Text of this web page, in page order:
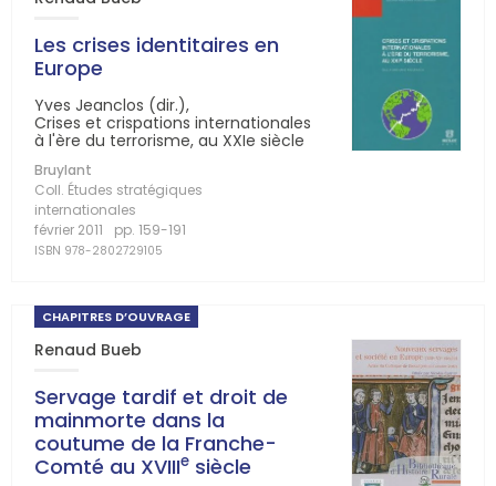
Les crises identitaires en
Europe
Yves Jeanclos (dir.),
Crises et crispations internationales
à l'ère du terrorisme, au XXIe siècle
Bruylant
Coll. Études stratégiques
internationales
février 2011
pp. 159-191
ISBN 978-2802729105
CHAPITRES D’OUVRAGE
Renaud Bueb
Servage tardif et droit de
mainmorte dans la
coutume de la Franche-
Comté au XVIIIe siècle